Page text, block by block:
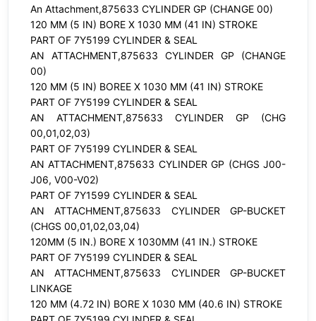
An Attachment,875633 CYLINDER GP (CHANGE 00)
120 MM (5 IN) BORE X 1030 MM (41 IN) STROKE
PART OF 7Y5199 CYLINDER & SEAL
AN ATTACHMENT,875633 CYLINDER GP (CHANGE
00)
120 MM (5 IN) BOREE X 1030 MM (41 IN) STROKE
PART OF 7Y5199 CYLINDER & SEAL
AN ATTACHMENT,875633 CYLINDER GP (CHG
00,01,02,03)
PART OF 7Y5199 CYLINDER & SEAL
AN ATTACHMENT,875633 CYLINDER GP (CHGS J00-
J06, V00-V02)
PART OF 7Y1599 CYLINDER & SEAL
AN ATTACHMENT,875633 CYLINDER GP-BUCKET
(CHGS 00,01,02,03,04)
120MM (5 IN.) BORE X 1030MM (41 IN.) STROKE
PART OF 7Y5199 CYLINDER & SEAL
AN ATTACHMENT,875633 CYLINDER GP-BUCKET
LINKAGE
120 MM (4.72 IN) BORE X 1030 MM (40.6 IN) STROKE